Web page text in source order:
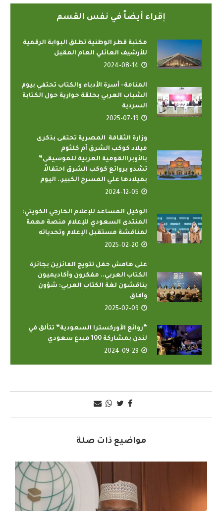
إقراء أيضاً في نفس القسم
مكتبة قطر الوطنية تطلق البوابة الرقمية
للأرشيف العائلي العام المقبل
2024-08-14
المنامة- أسرة الأدباء والكتاب تحتفي بيوم
الشباب العربي بحلقة حوارية حول الكتابة
السردية
2025-07-19
وزارة الثقافة المصرية تحتفى بذكرى
ميلاد كوكب الشرق أم كلثوم
بالأوبراالقومية العربية للموسيقى”
تشدو بروائع كوكب الشرق احتفالاً
بميلادها علي المسرح الكبير.. اليوم
2024-12-05
الوكيل المساعد للإعلام الخارجي الكويتي:
المنتدى السعودي للإعلام منصة مهمة
لمناقشة مستقبل الإعلام وتحدياته
2025-02-20
على هامش حفل تتويج الفائزين بجائزة
الكتاب العربي.. مفكرون وأكاديميون
يناقشون لغة الكتاب العربي: شؤون
وآفاق
2025-02-09
“روائع الأوركسترا السعودية” تتألق في
لندن بمشاركة 100 مبدع سعودي
2024-09-29
مواضيع ذات صلة